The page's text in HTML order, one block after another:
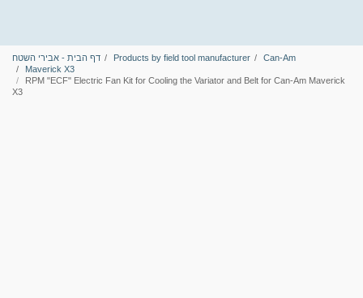
דף הבית - אבירי השטח Products by field tool manufacturer
Can-Am
Maverick X3
RPM "ECF" Electric Fan Kit for Cooling the Variator and Belt for Can-Am Maverick
X3